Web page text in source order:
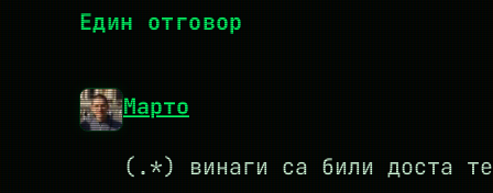
Един отговор
Марто
(.*) винаги са били доста